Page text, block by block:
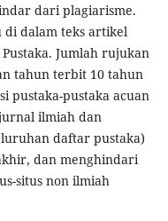
dari plagiarisme.
dalam teks artikel
Jumlah rujukan
tahun terbit 10 tahun
pustaka-pustaka acuan
ilmiah dan
daftar pustaka)
dan menghindari
situs non ilmiah